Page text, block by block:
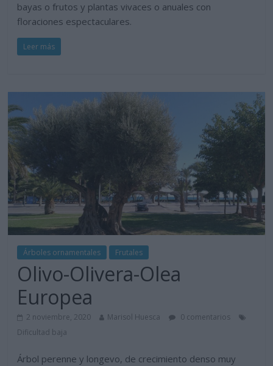
bayas o frutos y plantas vivaces o anuales con
floraciones espectaculares.
Leer más
Árboles ornamentales Frutales
Olivo-Olivera-Olea
Europea
2 noviembre, 2020 Marisol Huesca
0 comentarios
Dificultad baja
Árbol perenne y longevo, de crecimiento denso muy